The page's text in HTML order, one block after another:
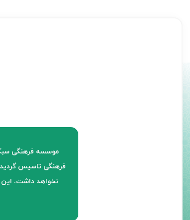
فرهنگی تاسیس
نخواهد داشت. این